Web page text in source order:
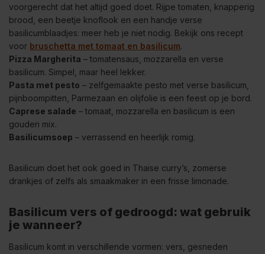
voorgerecht dat het altijd goed doet. Rijpe tomaten, knapperig
brood, een beetje knoflook en een handje verse
basilicumblaadjes: meer heb je niet nodig. Bekijk ons recept
voor bruschetta met tomaat en basilicum.
Pizza Margherita – tomatensaus, mozzarella en verse
basilicum. Simpel, maar heel lekker.
Pasta met pesto – zelfgemaakte pesto met verse basilicum,
pijnboompitten, Parmezaan en olijfolie is een feest op je bord.
Caprese salade – tomaat, mozzarella en basilicum is een
gouden mix.
Basilicumsoep – verrassend en heerlijk romig.
Basilicum doet het ook goed in Thaise curry’s, zomerse
drankjes of zelfs als smaakmaker in een frisse limonade.
Basilicum vers of gedroogd: wat gebruik
je wanneer?
Basilicum komt in verschillende vormen: vers, gesneden